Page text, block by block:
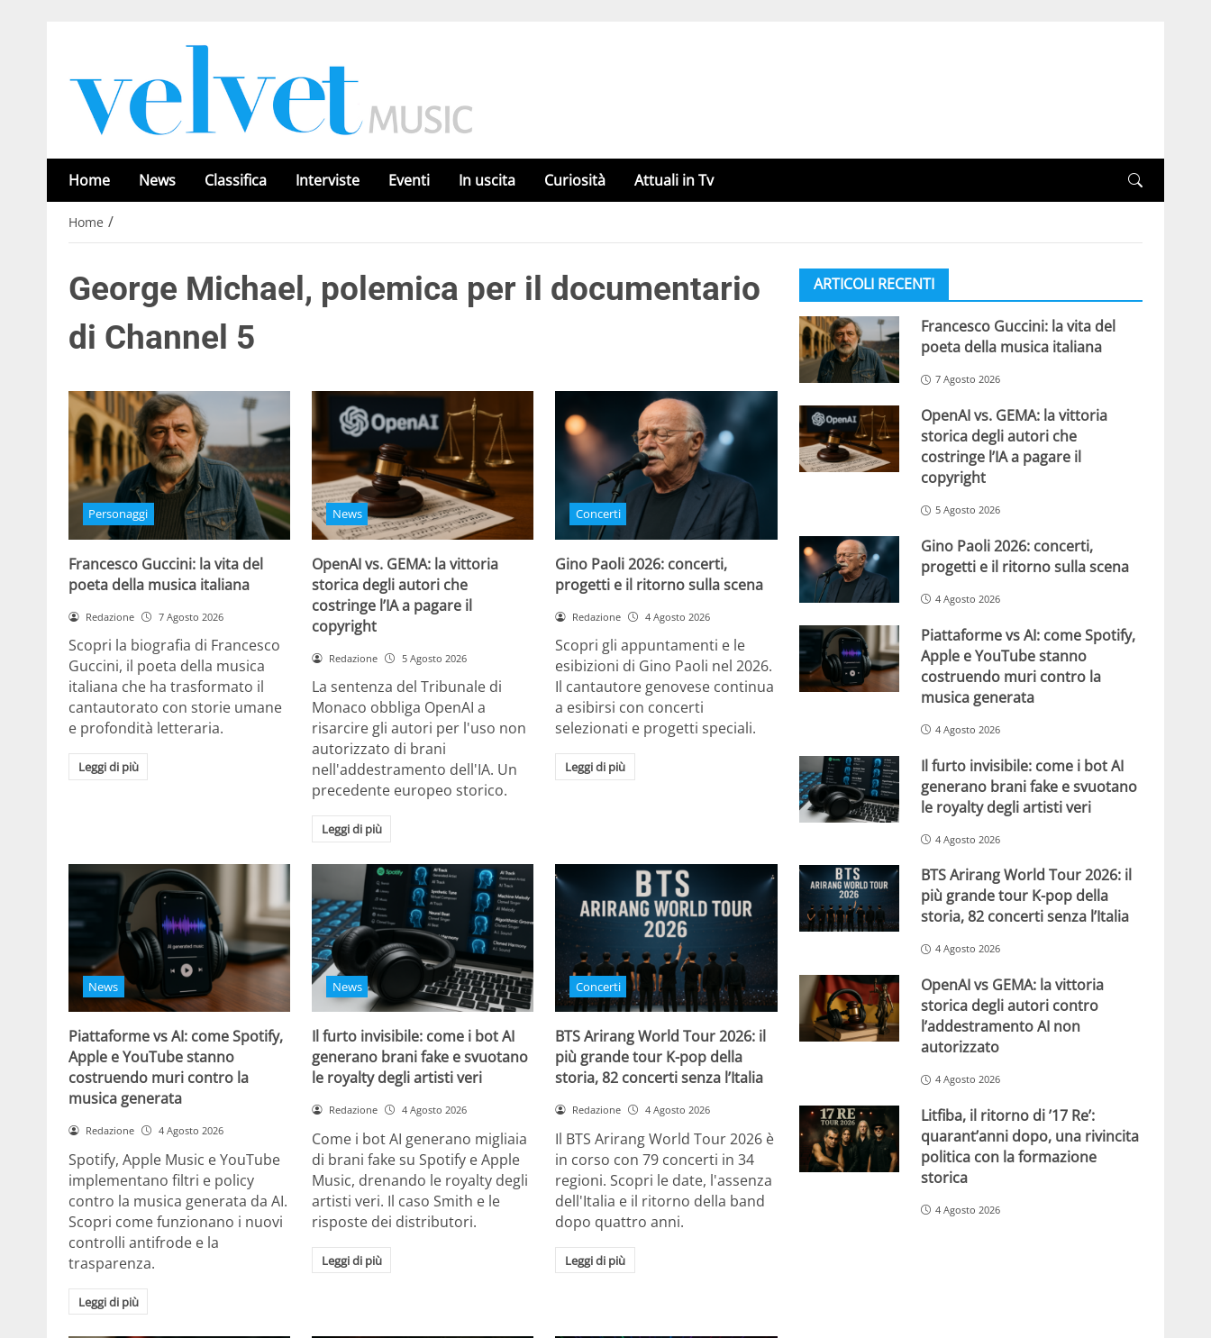
Home News Classifica Interviste Eventi In uscita Curiosità Attuali in Tv
Home /
George Michael, polemica per il documentario
di Channel 5
Personaggi
Francesco Guccini: la vita del
poeta della musica italiana
Redazione 7 Agosto 2026
Scopri la biografia di Francesco
Guccini, il poeta della musica
italiana che ha trasformato il
cantautorato con storie umane
e profondità letteraria.
Leggi di più
News
OpenAI vs. GEMA: la vittoria
storica degli autori che
costringe l’IA a pagare il
copyright
Redazione 5 Agosto 2026
La sentenza del Tribunale di
Monaco obbliga OpenAI a
risarcire gli autori per l'uso non
autorizzato di brani
nell'addestramento dell'IA. Un
precedente europeo storico.
Leggi di più
Concerti
Gino Paoli 2026: concerti,
progetti e il ritorno sulla scena
Redazione 4 Agosto 2026
Scopri gli appuntamenti e le
esibizioni di Gino Paoli nel 2026.
Il cantautore genovese continua
a esibirsi con concerti
selezionati e progetti speciali.
Leggi di più
News
Piattaforme vs AI: come Spotify,
Apple e YouTube stanno
costruendo muri contro la
musica generata
Redazione 4 Agosto 2026
Spotify, Apple Music e YouTube
implementano filtri e policy
contro la musica generata da AI.
Scopri come funzionano i nuovi
controlli antifrode e la
trasparenza.
Leggi di più
News
Il furto invisibile: come i bot AI
generano brani fake e svuotano
le royalty degli artisti veri
Redazione 4 Agosto 2026
Come i bot AI generano migliaia
di brani fake su Spotify e Apple
Music, drenando le royalty degli
artisti veri. Il caso Smith e le
risposte dei distributori.
Leggi di più
Concerti
BTS Arirang World Tour 2026: il
più grande tour K-pop della
storia, 82 concerti senza l’Italia
Redazione 4 Agosto 2026
Il BTS Arirang World Tour 2026 è
in corso con 79 concerti in 34
regioni. Scopri le date, l'assenza
dell'Italia e il ritorno della band
dopo quattro anni.
Leggi di più
ARTICOLI RECENTI
Francesco Guccini: la vita del
poeta della musica italiana
7 Agosto 2026
OpenAI vs. GEMA: la vittoria
storica degli autori che
costringe l’IA a pagare il
copyright
5 Agosto 2026
Gino Paoli 2026: concerti,
progetti e il ritorno sulla scena
4 Agosto 2026
Piattaforme vs AI: come Spotify,
Apple e YouTube stanno
costruendo muri contro la
musica generata
4 Agosto 2026
Il furto invisibile: come i bot AI
generano brani fake e svuotano
le royalty degli artisti veri
4 Agosto 2026
BTS Arirang World Tour 2026: il
più grande tour K-pop della
storia, 82 concerti senza l’Italia
4 Agosto 2026
OpenAI vs GEMA: la vittoria
storica degli autori contro
l’addestramento AI non
autorizzato
4 Agosto 2026
Litfiba, il ritorno di ’17 Re’:
quarant’anni dopo, una rivincita
politica con la formazione
storica
4 Agosto 2026